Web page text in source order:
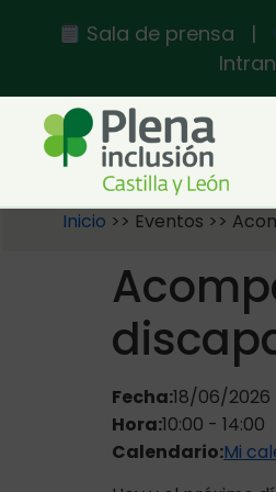
Sala de prensa |
Inicio >> Eventos >>
Fecha:18/06/2026
Hora:10:00 - 14:00
Calendario:Mi